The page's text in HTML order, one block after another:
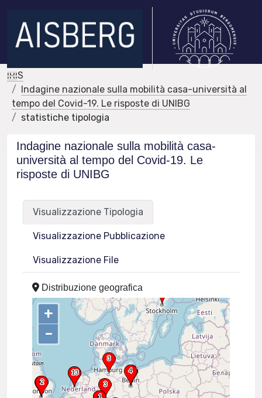
IRIS
Indagine nazionale sulla mobilità casa-università al
tempo del Covid-19. Le risposte di UNIBG
statistiche tipologia
Indagine nazionale sulla mobilità casa-
università al tempo del Covid-19. Le
risposte di UNIBG
Visualizzazione Tipologia
Visualizzazione Pubblicazione
Visualizzazione File
Distribuzione geografica
+
–